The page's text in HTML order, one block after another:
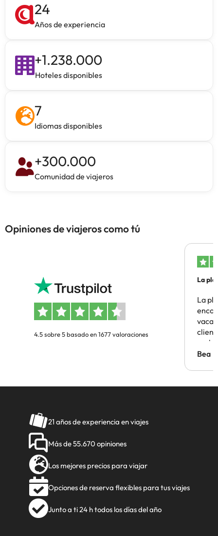
24
Años de experiencia
+1.238.000
Hoteles disponibles
7
Idiomas disponibles
+300.000
Comunidad de viajeros
Opiniones de viajeros como tú
4.5 sobre 5 basado en 1677 valoraciones
La
La
Bea
21 años de experiencia en viajes
Más de 55.670 opiniones
Los mejores precios para viajar
Opciones de reserva flexibles para tus viajes
Junto a ti 24 h todos los días del año